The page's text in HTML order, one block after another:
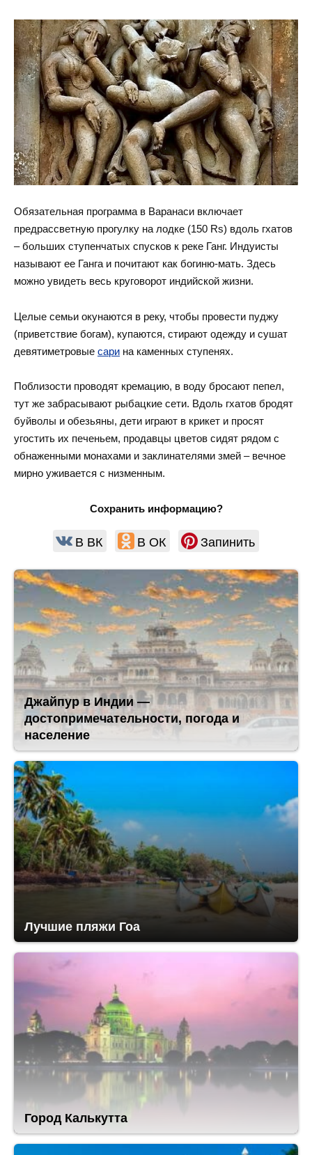
Обязательная программа в Варанаси включает
предрассветную прогулку на лодке (150 Rs) вдоль гхатов
– больших ступенчатых спусков к реке Ганг. Индуисты
называют ее Ганга и почитают как богиню-мать. Здесь
можно увидеть весь круговорот индийской жизни.
Целые семьи окунаются в реку, чтобы провести пуджу
(приветствие богам), купаются, стирают одежду и сушат
девятиметровые сари на каменных ступенях.
Поблизости проводят кремацию, в воду бросают пепел,
тут же забрасывают рыбацкие сети. Вдоль гхатов бродят
буйволы и обезьяны, дети играют в крикет и просят
угостить их печеньем, продавцы цветов сидят рядом с
обнаженными монахами и заклинателями змей – вечное
мирно уживается с низменным.
Сохранить информацию?
В ВК В ОК Запинить
Джайпур в Индии —
достопримечательности, погода и
население
Лучшие пляжи Гоа
Город Калькутта